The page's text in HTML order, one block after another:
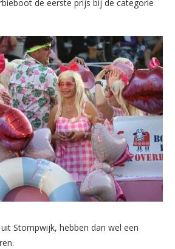
de eerste prijs bij de categorie
Stompwijk, hebben dan wel een